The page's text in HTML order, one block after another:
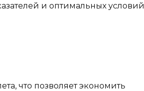
и оптимальных условий
что позволяет экономить